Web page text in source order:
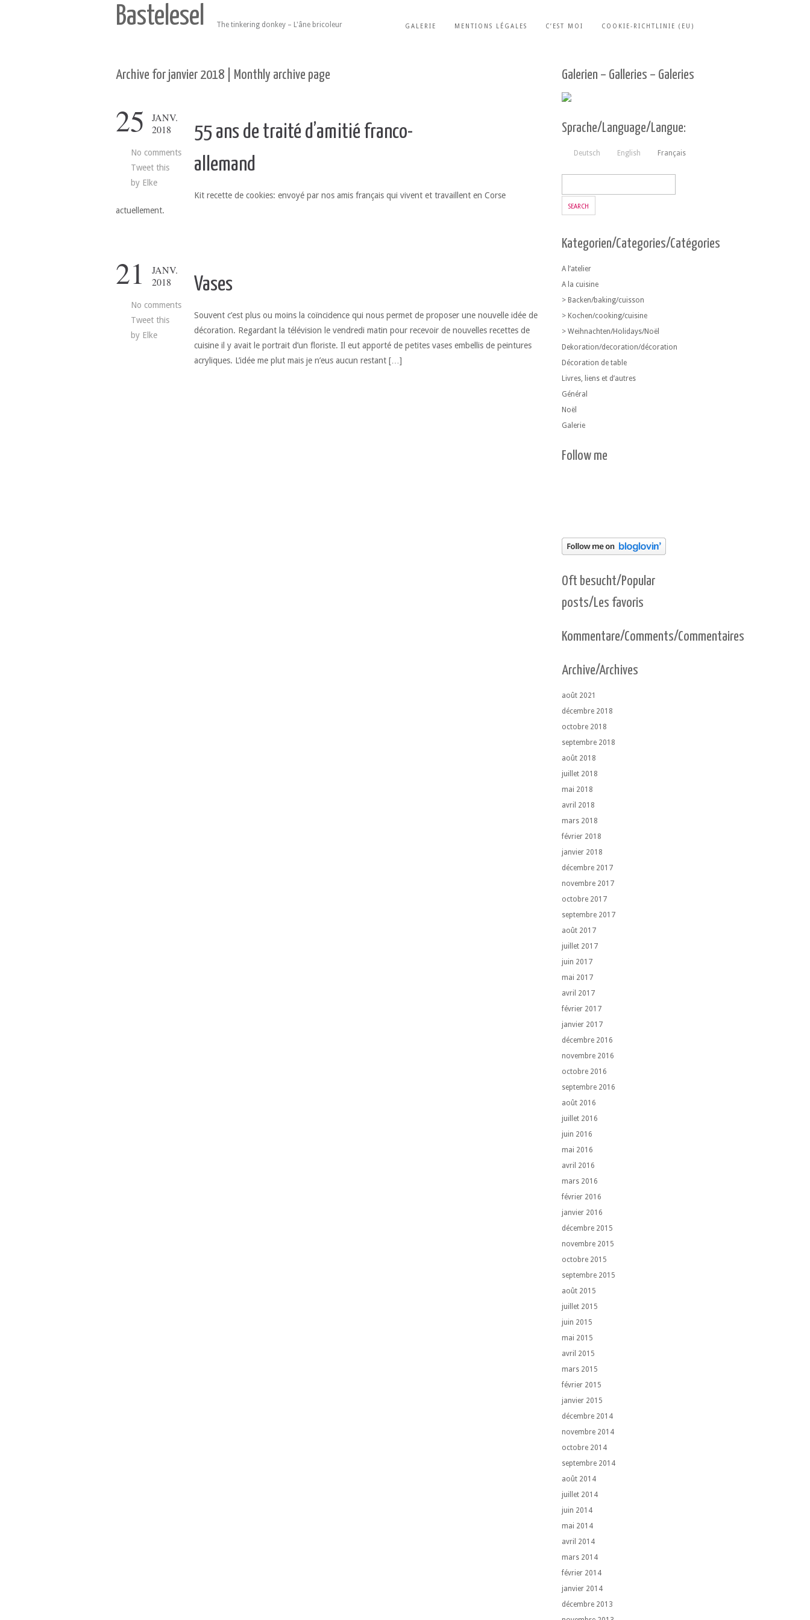
Bastelesel The tinkering donkey – L'âne bricoleur GALERIE MENTIONS LÉGALES C’EST MOI COOKIE-RICHTLINIE (EU)
Archive for janvier 2018 | Monthly archive page
25
JANV.
2018
No comments
Tweet this
by Elke
55 ans de traité d’amitié franco-
allemand
Kit recette de cookies: envoyé par nos amis français qui vivent et travaillent en Corse
actuellement.
21
JANV.
2018
No comments
Tweet this
by Elke
Vases
Souvent c’est plus ou moins la coïncidence qui nous permet de proposer une nouvelle idée de
décoration. Regardant la télévision le vendredi matin pour recevoir de nouvelles recettes de
cuisine il y avait le portrait d’un floriste. Il eut apporté de petites vases embellis de peintures
acryliques. L’idée me plut mais je n’eus aucun restant […]
Galerien – Galleries – Galeries
Sprache/Language/Langue:
Deutsch English Français
Kategorien/Categories/Catégories
A l’atelier
A la cuisine
> Backen/baking/cuisson
> Kochen/cooking/cuisine
> Weihnachten/Holidays/Noël
Dekoration/decoration/décoration
Décoration de table
Livres, liens et d’autres
Général
Noël
Galerie
Follow me
Oft besucht/Popular
posts/Les favoris
Kommentare/Comments/Commentaires
Archive/Archives
août 2021
décembre 2018
octobre 2018
septembre 2018
août 2018
juillet 2018
mai 2018
avril 2018
mars 2018
février 2018
janvier 2018
décembre 2017
novembre 2017
octobre 2017
septembre 2017
août 2017
juillet 2017
juin 2017
mai 2017
avril 2017
février 2017
janvier 2017
décembre 2016
novembre 2016
octobre 2016
septembre 2016
août 2016
juillet 2016
juin 2016
mai 2016
avril 2016
mars 2016
février 2016
janvier 2016
décembre 2015
novembre 2015
octobre 2015
septembre 2015
août 2015
juillet 2015
juin 2015
mai 2015
avril 2015
mars 2015
février 2015
janvier 2015
décembre 2014
novembre 2014
octobre 2014
septembre 2014
août 2014
juillet 2014
juin 2014
mai 2014
avril 2014
mars 2014
février 2014
janvier 2014
décembre 2013